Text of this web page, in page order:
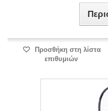
Προσθήκη στη λίστα
επιθυμιών